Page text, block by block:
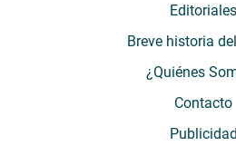
Editoriales
Breve historia
¿Quiénes
Contacto
Publicidad